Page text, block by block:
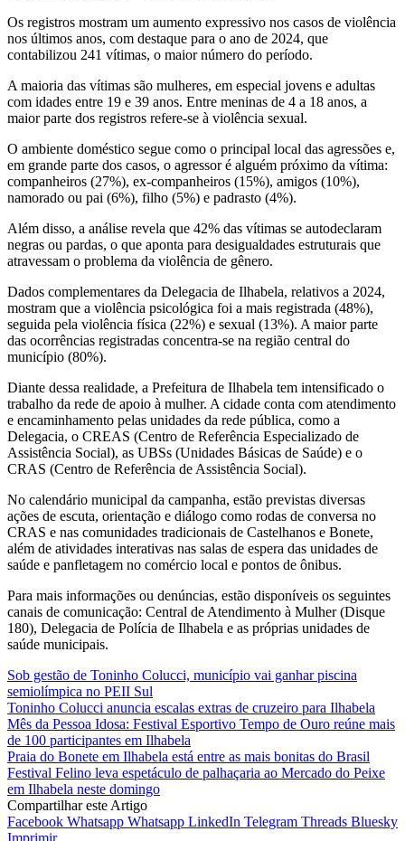
Os registros mostram um aumento expressivo nos casos de violência
nos últimos anos, com destaque para o ano de 2024, que
contabilizou 241 vítimas, o maior número do período.
A maioria das vítimas são mulheres, em especial jovens e adultas
com idades entre 19 e 39 anos. Entre meninas de 4 a 18 anos, a
maior parte dos registros refere-se à violência sexual.
O ambiente doméstico segue como o principal local das agressões e,
em grande parte dos casos, o agressor é alguém próximo da vítima:
companheiros (27%), ex-companheiros (15%), amigos (10%),
namorado ou pai (6%), filho (5%) e padrasto (4%).
Além disso, a análise revela que 42% das vítimas se autodeclaram
negras ou pardas, o que aponta para desigualdades estruturais que
atravessam o problema da violência de gênero.
Dados complementares da Delegacia de Ilhabela, relativos a 2024,
mostram que a violência psicológica foi a mais registrada (48%),
seguida pela violência física (22%) e sexual (13%). A maior parte
das ocorrências registradas concentra-se na região central do
município (80%).
Diante dessa realidade, a Prefeitura de Ilhabela tem intensificado o
trabalho da rede de apoio à mulher. A cidade conta com atendimento
e encaminhamento pelas unidades da rede pública, como a
Delegacia, o CREAS (Centro de Referência Especializado de
Assistência Social), as UBSs (Unidades Básicas de Saúde) e o
CRAS (Centro de Referência de Assistência Social).
No calendário municipal da campanha, estão previstas diversas
ações de escuta, orientação e diálogo como rodas de conversa no
CRAS e nas comunidades tradicionais de Castelhanos e Bonete,
além de atividades interativas nas salas de espera das unidades de
saúde e panfletagem no comércio local e pontos de ônibus.
Para mais informações ou denúncias, estão disponíveis os seguintes
canais de comunicação: Central de Atendimento à Mulher (Disque
180), Delegacia de Polícia de Ilhabela e as próprias unidades de
saúde municipais.
Sob gestão de Toninho Colucci, município vai ganhar piscina
semiolímpica no PEII Sul
Toninho Colucci anuncia escalas extras de cruzeiro para Ilhabela
Mês da Pessoa Idosa: Festival Esportivo Tempo de Ouro reúne mais
de 100 participantes em Ilhabela
Praia do Bonete em Ilhabela está entre as mais bonitas do Brasil
Festival Felino leva espetáculo de palhaçaria ao Mercado do Peixe
em Ilhabela neste domingo
Compartilhar este Artigo
Facebook Whatsapp Whatsapp LinkedIn Telegram Threads Bluesky
Imprimir